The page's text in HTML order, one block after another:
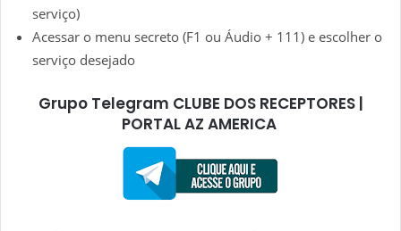
serviço)
Acessar o menu secreto (F1 ou Áudio + 111) e escolher o
serviço desejado
Grupo Telegram CLUBE DOS RECEPTORES |
PORTAL AZ AMERICA